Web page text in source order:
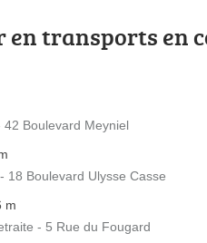
en transports en
Boulevard Meyniel
18 Boulevard Ulysse Casse
m
- 5 Rue du Fougard